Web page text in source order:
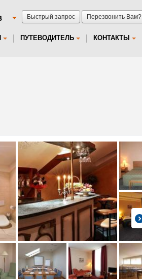
Быстрый запрос Перезвонить Вам?
ПУТЕВОДИТЕЛЬ КОНТАКТЫ